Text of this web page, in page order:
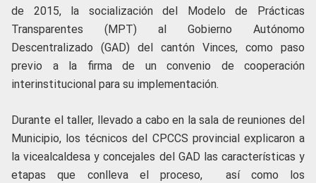
de 2015, la socialización del Modelo de Prácticas
Transparentes (MPT) al Gobierno Autónomo
Descentralizado (GAD) del cantón Vinces, como paso
previo a la firma de un convenio de cooperación
interinstitucional para su implementación.
Durante el taller, llevado a cabo en la sala de reuniones del
Municipio, los técnicos del CPCCS provincial explicaron a
la vicealcaldesa y concejales del GAD las características y
etapas que conlleva el proceso, así como los